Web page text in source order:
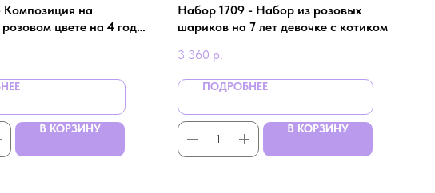
на
цвете на 4 года
В КОРЗИНУ
Набор 1709 - Набор из розовых
шариков на 7 лет девочке с котиком
3 360 р.
ПОДРОБНЕЕ
В КОРЗИНУ